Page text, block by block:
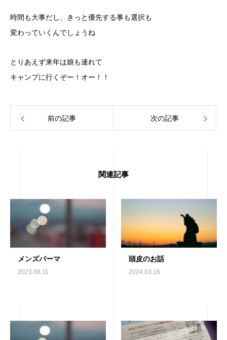
時間も大事だし、きっと優先する事も選択も
変わっていくんでしょうね
とりあえず来年は娘も連れて
キャンプに行くぞー！オー！！
前の記事 次の記事
関連記事
メンズパーマ
2023.08.11
頭皮のお話
2024.03.16